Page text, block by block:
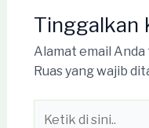
Tinggalkan
Alamat email
Ruas yang wajib